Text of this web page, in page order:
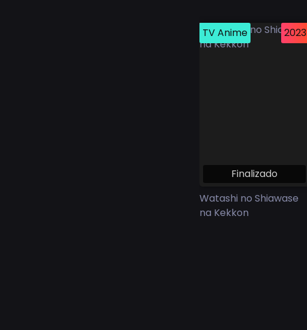
TV Anime 2023
Finalizado
Watashi no Shiawase
na Kekkon